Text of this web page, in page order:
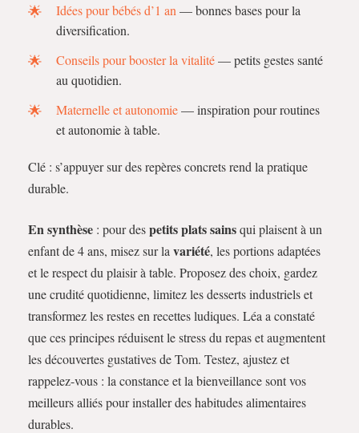
Idées pour bébés d’1 an — bonnes bases pour la
diversification.
Conseils pour booster la vitalité— petits gestes santé
au quotidien.
Maternelle et autonomie— inspiration pour routines
et autonomie à table.
Clé : s’appuyer sur des repères concrets rend la pratique
durable.
En synthèse : pour despetits plats sainsqui plaisent à un
enfant de 4 ans, misez sur la variété, les portions adaptées
et le respect du plaisir à table. Proposez des choix, gardez
une crudité quotidienne, limitez les desserts industriels et
transformez les restes en recettes ludiques. Léa a constaté
que ces principes réduisent le stress du repas et augmentent
les découvertes gustatives de Tom. Testez, ajustez et
rappelez-vous : la constance et la bienveillance sont vos
meilleurs alliés pour installer des habitudes alimentaires
durables.